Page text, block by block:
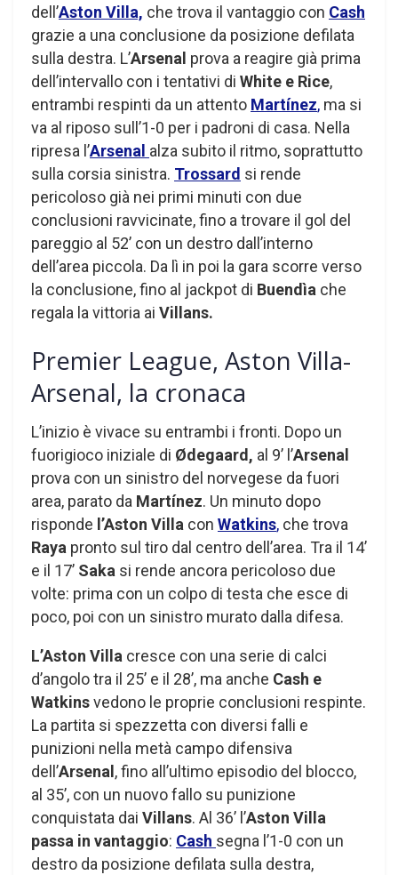
dell’Aston Villa, che trova il vantaggio con Cash
grazie a una conclusione da posizione defilata
sulla destra. L’Arsenal prova a reagire già prima
dell’intervallo con i tentativi di White e Rice,
entrambi respinti da un attento Martínez, ma si
va al riposo sull’1-0 per i padroni di casa. Nella
ripresa l’Arsenal alza subito il ritmo, soprattutto
sulla corsia sinistra. Trossard si rende
pericoloso già nei primi minuti con due
conclusioni ravvicinate, fino a trovare il gol del
pareggio al 52’ con un destro dall’interno
dell’area piccola. Da lì in poi la gara scorre verso
la conclusione, fino al jackpot di Buendìa che
regala la vittoria ai Villans.
Premier League, Aston Villa-
Arsenal, la cronaca
L’inizio è vivace su entrambi i fronti. Dopo un
fuorigioco iniziale di Ødegaard, al 9’ l’Arsenal
prova con un sinistro del norvegese da fuori
area, parato da Martínez. Un minuto dopo
risponde l’Aston Villa con Watkins, che trova
Raya pronto sul tiro dal centro dell’area. Tra il 14’
e il 17’ Saka si rende ancora pericoloso due
volte: prima con un colpo di testa che esce di
poco, poi con un sinistro murato dalla difesa.
L’Aston Villa cresce con una serie di calci
d’angolo tra il 25’ e il 28’, ma anche Cash e
Watkinsvedono le proprie conclusioni respinte.
La partita si spezzetta con diversi falli e
punizioni nella metà campo difensiva
dell’Arsenal , fino all’ultimo episodio del blocco,
al 35’, con un nuovo fallo su punizione
conquistata dai Villans. Al 36’ l’Aston Villa
passa in vantaggio: Cash segna l’1-0 con un
destro da posizione defilata sulla destra,